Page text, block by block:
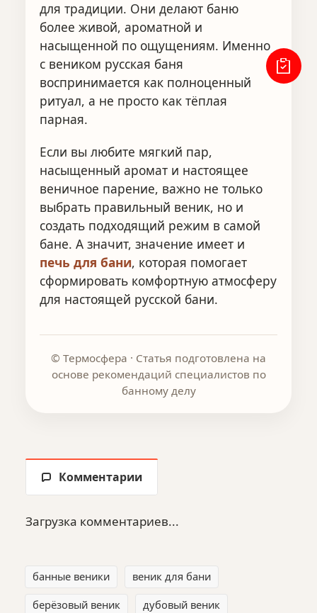
для традиции. Они делают баню
более живой, ароматной и
насыщенной по ощущениям. Именно
с веником русская баня
воспринимается как полноценный
ритуал, а не просто как тёплая
парная.
Если вы любите мягкий пар,
насыщенный аромат и настоящее
веничное парение, важно не только
выбрать правильный веник, но и
создать подходящий режим в самой
бане. А значит, значение имеет и
печь для бани, которая помогает
сформировать комфортную атмосферу
для настоящей русской бани.
© Термосфера · Статья подготовлена на
основе рекомендаций специалистов по
банному делу
Комментарии
Загрузка комментариев...
банные веники
веник для бани
берёзовый веник
дубовый веник